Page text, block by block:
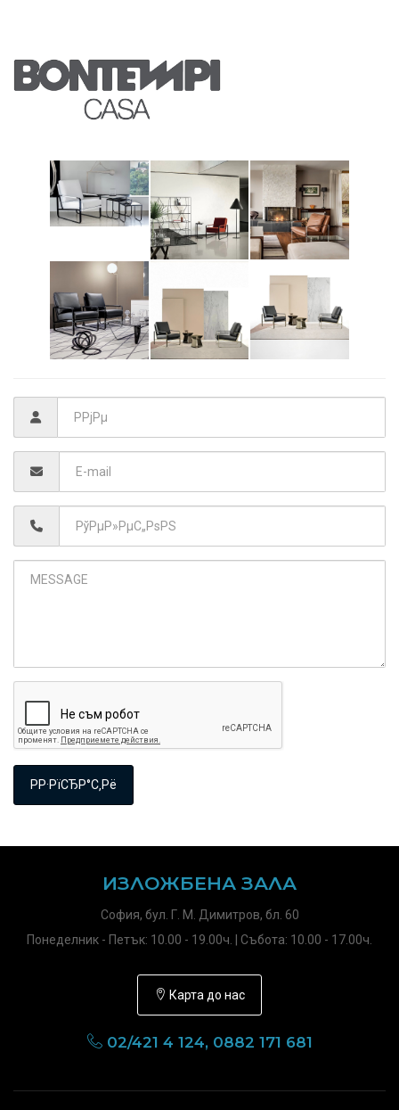
ИЗЛОЖБЕНА ЗАЛА
София, бул. Г. М. Димитров, бл. 60
Понеделник - Петък: 10.00 - 19.00ч. | Събота: 10.00 - 17.00ч.
Карта до нас
02/421 4 124, 0882 171 681